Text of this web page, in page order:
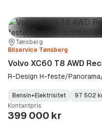
Sted:Tønsberg
Forhandler:
Bilservice Tønsberg
Volvo XC60 T8 AWD
R-Design H-feste/
Fuel
Type:
Bensin+Elektrisitet
Kilometerstand: 97 502
Model
Year:
Gearbox
Type:
Kontantpris
399 000 kr